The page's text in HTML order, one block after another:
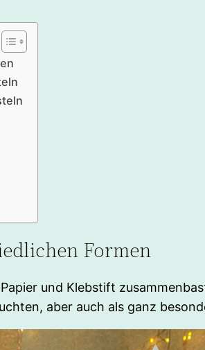
Formen
und Klebstift
aber auch als ganz